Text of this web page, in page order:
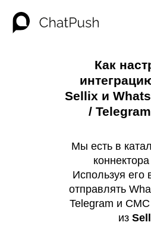
Как
Sellix и
/
Мы есть в
Используя его
отправлять
Telegram и
из